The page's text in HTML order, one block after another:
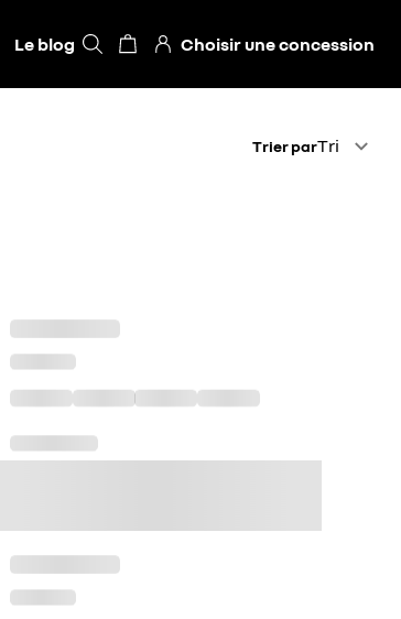
Le blog Choisir une concession
Trier parTri